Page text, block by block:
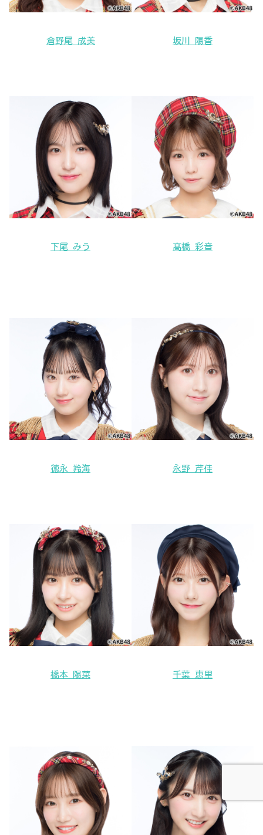
倉野尾 成美 坂川 陽香
下尾 みう 髙橋 彩音
徳永 羚海 永野 芹佳
橋本 陽菜 千葉 恵里